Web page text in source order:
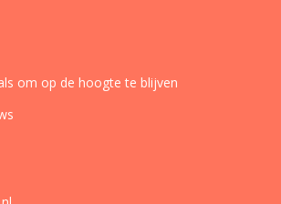
om op de hoogte te blijven